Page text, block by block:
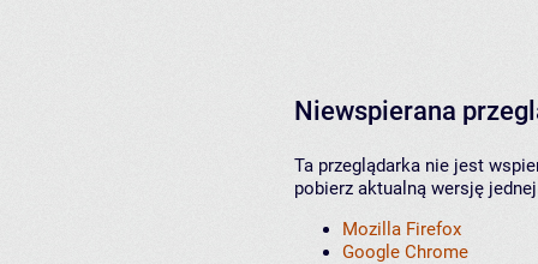
Niewspierana
Ta przeglądarka nie jest
pobierz aktualną wersję
Mozilla Firefox
Google Chrome